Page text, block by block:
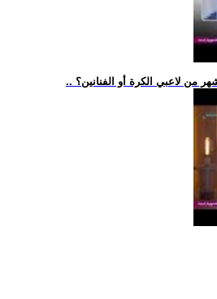
من لاعبي الكرة أو الفنانين؟